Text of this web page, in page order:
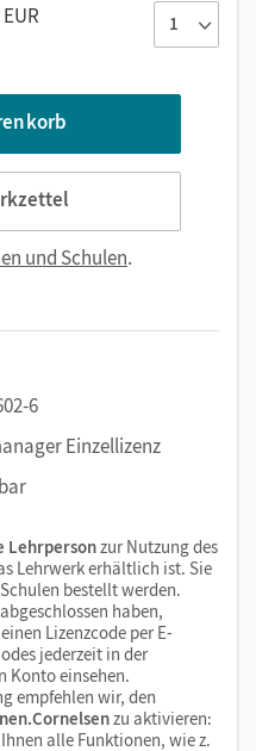
und Schulen.
6
Einzellizenz
Lehrpersonzur Nutzung des
Lehrwerk erhältlich ist. Sie
bestellt werden.
haben,
Lizenzcode per E-
jederzeit in der
Konto einsehen.
empfehlen wir, den
zu aktivieren:
alle Funktionen, wie z.